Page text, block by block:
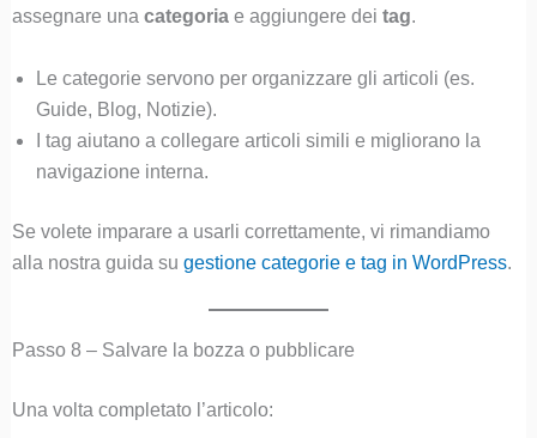
assegnare una categoriae aggiungere dei tag.
Le categorie servono per organizzare gli articoli (es.
Guide, Blog, Notizie).
I tag aiutano a collegare articoli simili e migliorano la
navigazione interna.
Se volete imparare a usarli correttamente, vi rimandiamo
alla nostra guida su gestione categorie e tag in WordPress.
Passo 8 – Salvare la bozza o pubblicare
Una volta completato l’articolo: